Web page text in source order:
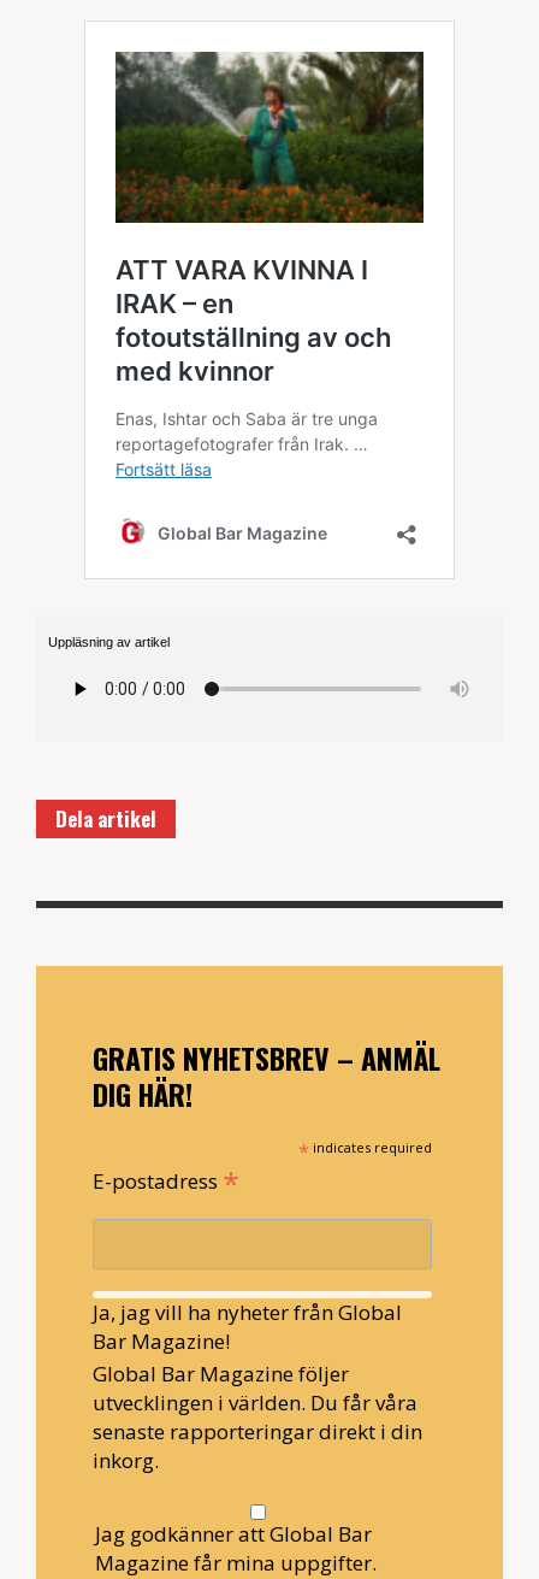
Uppläsning av artikel
Dela artikel
GRATIS NYHETSBREV – ANMÄL
DIG HÄR!
* indicates required
E-postadress *
Ja, jag vill ha nyheter från Global
Bar Magazine!
Global Bar Magazine följer
utvecklingen i världen. Du får våra
senaste rapporteringar direkt i din
inkorg.
Jag godkänner att Global Bar
Magazine får mina uppgifter.